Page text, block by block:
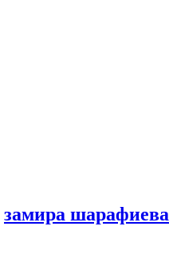
замира шарафиева